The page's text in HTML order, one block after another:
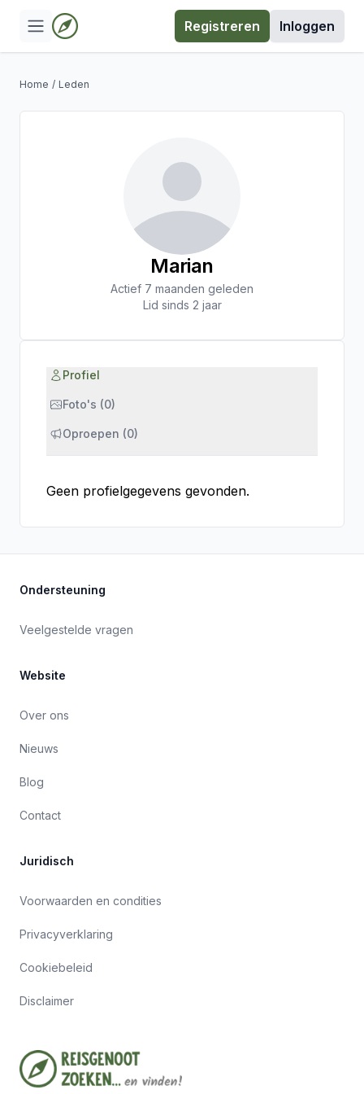
Registreren Inloggen
Home / Leden
Marian
Actief 7 maanden geleden
Lid sinds 2 jaar
Profiel
Foto's (0)
Oproepen (0)
Geen profielgegevens gevonden.
Ondersteuning
Veelgestelde vragen
Website
Over ons
Nieuws
Blog
Contact
Juridisch
Voorwaarden en condities
Privacyverklaring
Cookiebeleid
Disclaimer